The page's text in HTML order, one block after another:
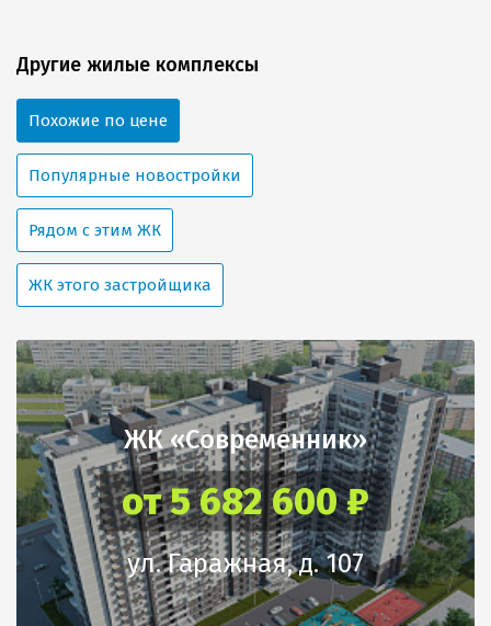
Другие жилые комплексы
Похожие по цене
Популярные новостройки
Рядом с этим ЖК
ЖК этого застройщика
ЖК «Современник»
от 5 682 600 ₽
ул. Гаражная, д. 107